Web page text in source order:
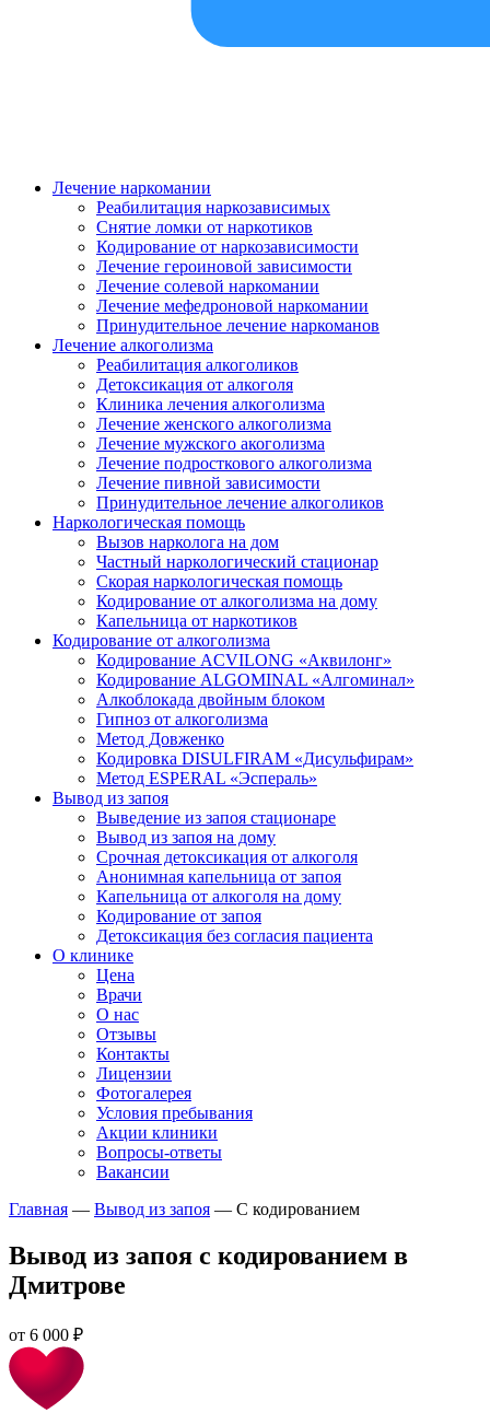
Лечение наркомании
Реабилитация наркозависимых
Снятие ломки от наркотиков
Кодирование от наркозависимости
Лечение героиновой зависимости
Лечение солевой наркомании
Лечение мефедроновой наркомании
Принудительное лечение наркоманов
Лечение алкоголизма
Реабилитация алкоголиков
Детоксикация от алкоголя
Клиника лечения алкоголизма
Лечение женского алкоголизма
Лечение мужского акоголизма
Лечение подросткового алкоголизма
Лечение пивной зависимости
Принудительное лечение алкоголиков
Наркологическая помощь
Вызов нарколога на дом
Частный наркологический стационар
Скорая наркологическая помощь
Кодирование от алкоголизма на дому
Капельница от наркотиков
Кодирование от алкоголизма
Кодирование ACVILONG «Аквилонг»
Кодирование ALGOMINAL «Алгоминал»
Алкоблокада двойным блоком
Гипноз от алкоголизма
Метод Довженко
Кодировка DISULFIRAM «Дисульфирам»
Метод ESPERAL «Эспераль»
Вывод из запоя
Выведение из запоя стационаре
Вывод из запоя на дому
Срочная детоксикация от алкоголя
Анонимная капельница от запоя
Капельница от алкоголя на дому
Кодирование от запоя
Детоксикация без согласия пациента
О клинике
Цена
Врачи
О нас
Отзывы
Контакты
Лицензии
Фотогалерея
Условия пребывания
Акции клиники
Вопросы-ответы
Вакансии
Главная — Вывод из запоя — С кодированием
Вывод из запоя с кодированием в
Дмитрове
от 6 000 ₽